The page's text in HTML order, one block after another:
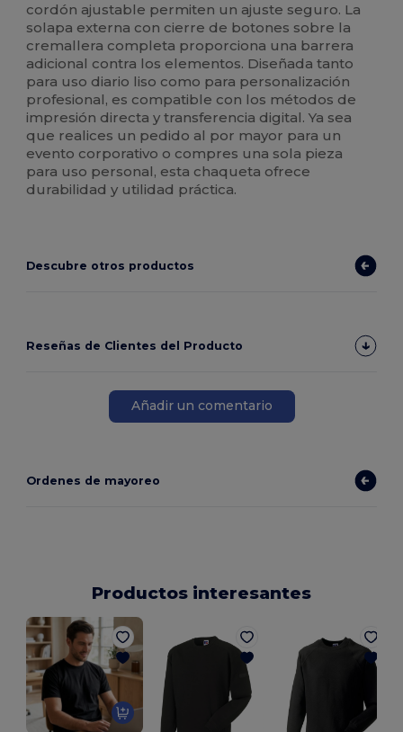
cordón ajustable permiten un ajuste seguro. La
solapa externa con cierre de botones sobre la
cremallera completa proporciona una barrera
adicional contra los elementos. Diseñada tanto
para uso diario liso como para personalización
profesional, es compatible con los métodos de
impresión directa y transferencia digital. Ya sea
que realices un pedido al por mayor para un
evento corporativo o compres una sola pieza
para uso personal, esta chaqueta ofrece
durabilidad y utilidad práctica.
Descubre otros productos
Reseñas de Clientes del Producto
Añadir un comentario
Ordenes de mayoreo
Productos interesantes